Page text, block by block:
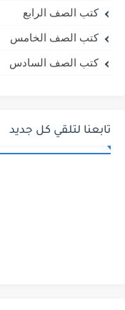
كتب الصف الرابع
كتب الصف الخامس
كتب الصف السادس
تابعنا لتلقي كل جديد